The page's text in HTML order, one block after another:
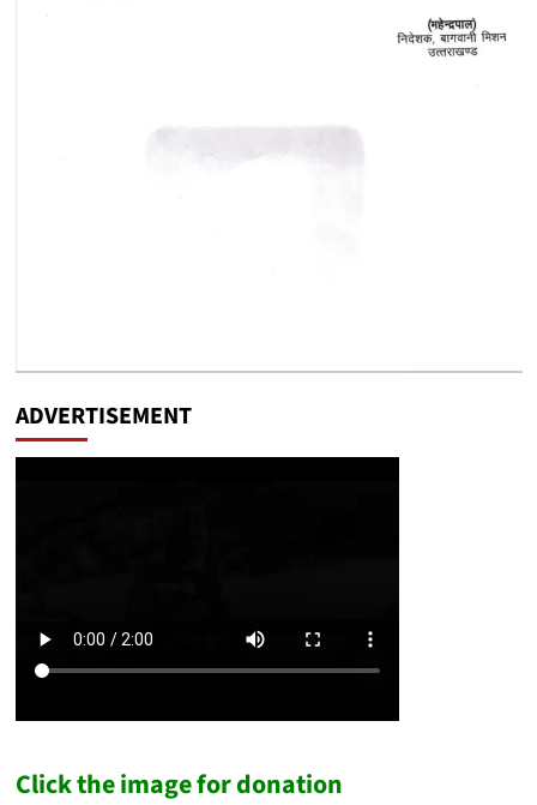
ADVERTISEMENT
Click the image for donation